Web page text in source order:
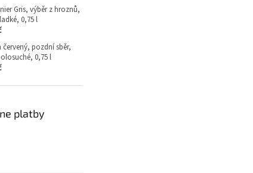
Gris, výběr z hroznů,
0,75 l
červený, pozdní sběr,
0,75 l
platby